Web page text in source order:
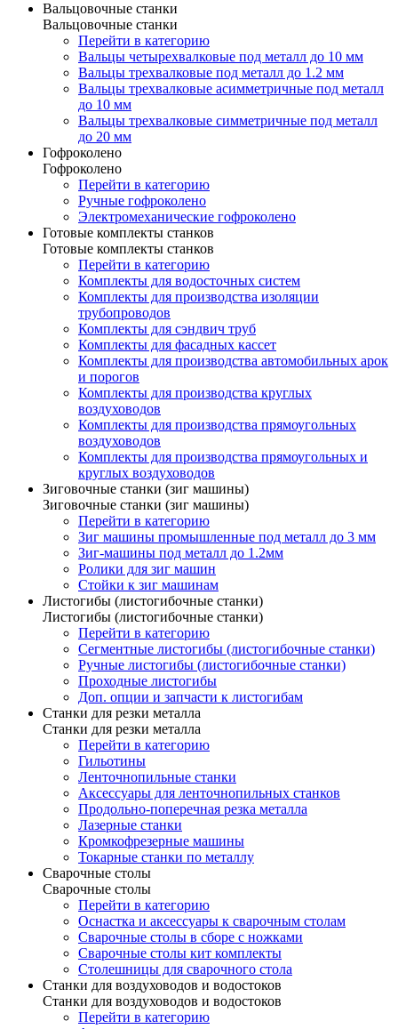
Вальцовочные станки
Вальцовочные станки
Перейти в категорию
Вальцы четырехвалковые под металл до 10 мм
Вальцы трехвалковые под металл до 1.2 мм
Вальцы трехвалковые асимметричные под металл
до 10 мм
Вальцы трехвалковые симметричные под металл
до 20 мм
Гофроколено
Гофроколено
Перейти в категорию
Ручные гофроколено
Электромеханические гофроколено
Готовые комплекты станков
Готовые комплекты станков
Перейти в категорию
Комплекты для водосточных систем
Комплекты для производства изоляции
трубопроводов
Комплекты для сэндвич труб
Комплекты для фасадных кассет
Комплекты для производства автомобильных арок
и порогов
Комплекты для производства круглых
воздуховодов
Комплекты для производства прямоугольных
воздуховодов
Комплекты для производства прямоугольных и
круглых воздуховодов
Зиговочные станки (зиг машины)
Зиговочные станки (зиг машины)
Перейти в категорию
Зиг машины промышленные под металл до 3 мм
Зиг-машины под металл до 1.2мм
Ролики для зиг машин
Стойки к зиг машинам
Листогибы (листогибочные станки)
Листогибы (листогибочные станки)
Перейти в категорию
Сегментные листогибы (листогибочные станки)
Ручные листогибы (листогибочные станки)
Проходные листогибы
Доп. опции и запчасти к листогибам
Станки для резки металла
Станки для резки металла
Перейти в категорию
Гильотины
Ленточнопильные станки
Аксессуары для ленточнопильных станков
Продольно-поперечная резка металла
Лазерные станки
Кромкофрезерные машины
Токарные станки по металлу
Сварочные столы
Сварочные столы
Перейти в категорию
Оснастка и аксессуары к сварочным столам
Сварочные столы в сборе с ножками
Сварочные столы кит комплекты
Столешницы для сварочного стола
Станки для воздуховодов и водостоков
Станки для воздуховодов и водостоков
Перейти в категорию